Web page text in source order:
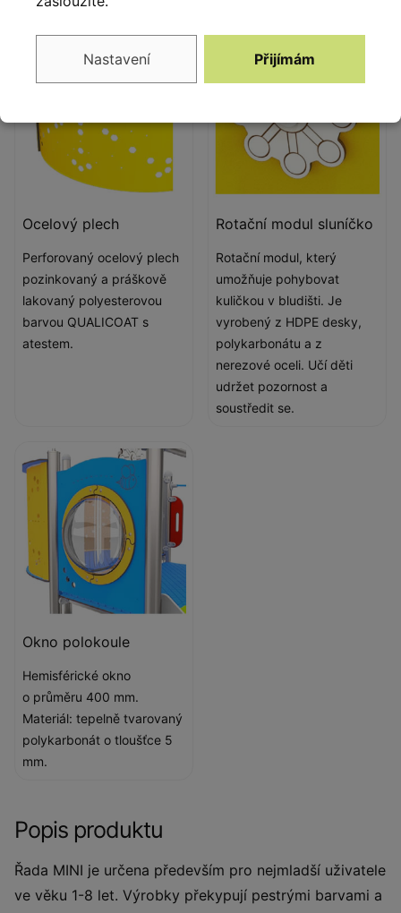
Ocelový plech
Perforovaný ocelový plech
pozinkovaný a práškově
lakovaný polyesterovou
barvou QUALICOAT s
atestem.
Rotační modul sluníčko
Rotační modul, který
umožňuje pohybovat
kuličkou v bludišti. Je
vyrobený z HDPE desky,
polykarbonátu a z
nerezové oceli. Učí děti
udržet pozornost a
soustředit se.
Okno polokoule
Hemisférické okno
o průměru 400 mm.
Materiál: tepelně tvarovaný
polykarbonát o tloušťce 5
mm.
Popis produktu
Řada MINI je určena především pro nejmladší uživatele
ve věku 1-8 let. Výrobky překypují pestrými barvami a
Nastavení Přijímám